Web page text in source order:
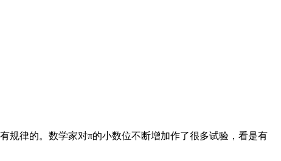
律的。数学家对π的小数位不断增加作了很多试验，看是有